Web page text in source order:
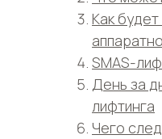
Как
SMAS-
День за
лифтинга
Чего